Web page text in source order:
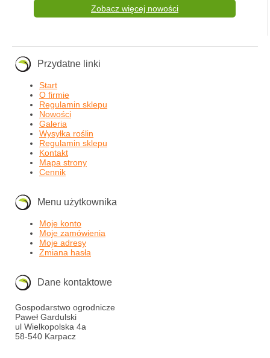
Zobacz więcej nowości
Przydatne linki
Start
O firmie
Regulamin sklepu
Nowości
Galeria
Wysyłka roślin
Regulamin sklepu
Kontakt
Mapa strony
Cennik
Menu użytkownika
Moje konto
Moje zamówienia
Moje adresy
Zmiana hasła
Dane kontaktowe
Gospodarstwo ogrodnicze
Paweł Gardulski
ul Wielkopolska 4a
58-540 Karpacz